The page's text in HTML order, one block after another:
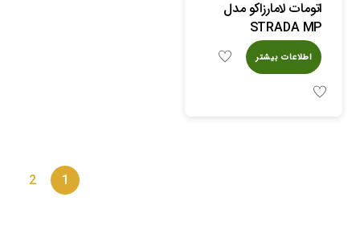
اتومات لامارزاکو مدل
STRADA MP
اطلاعات بیشتر
1
2